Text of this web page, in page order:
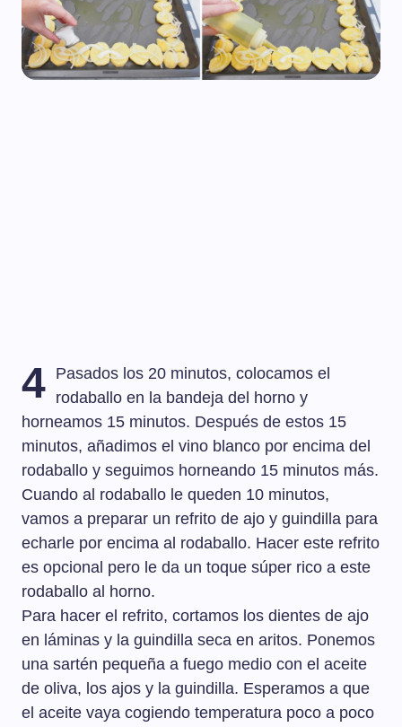
4 Pasados los 20 minutos, colocamos el
rodaballo en la bandeja del horno y
horneamos 15 minutos. Después de estos 15
minutos, añadimos el vino blanco por encima del
rodaballo y seguimos horneando 15 minutos más.
Cuando al rodaballo le queden 10 minutos,
vamos a preparar un refrito de ajo y guindilla para
echarle por encima al rodaballo. Hacer este refrito
es opcional pero le da un toque súper rico a este
rodaballo al horno.
Para hacer el refrito, cortamos los dientes de ajo
en láminas y la guindilla seca en aritos. Ponemos
una sartén pequeña a fuego medio con el aceite
de oliva, los ajos y la guindilla. Esperamos a que
el aceite vaya cogiendo temperatura poco a poco